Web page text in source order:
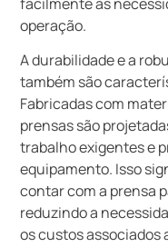
operação.
A durabilidade e a
também são
Fabricadas com
prensas são
trabalho exigentes e
equipamento. Isso
contar com a prensa
reduzindo a
os custos associados